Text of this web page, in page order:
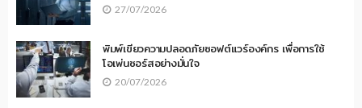
27/07/2026
พิมพ์เขียวความปลอดภัยซอฟต์แวร์องค์กร เพื่อการใช้
โอเพ่นซอร์สอย่างมั่นใจ
20/07/2026